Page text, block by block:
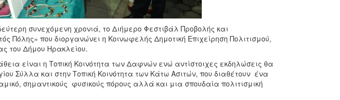
συνεχόμενη χρονιά, το Διήμερο Φεστιβάλ Προβολής και
Πόλης» που διοργανώνει η Κοινωφελής Δημοτική Επιχείρηση Πολιτισμού,
του Δήμου Ηρακλείου.
είναι η Τοπική Κοινότητα των Δαφνών ενώ αντίστοιχες εκδηλώσεις θα
Σύλλα και στην Τοπική Κοινότητα των Κάτω Ασιτών, που διαθέτουν ένα
σημαντικούς φυσικούς πόρους αλλά και μια σπουδαία πολιτισμική